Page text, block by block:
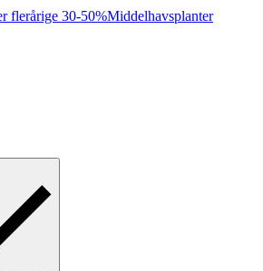
flerårige 30-50%Middelhavsplanter